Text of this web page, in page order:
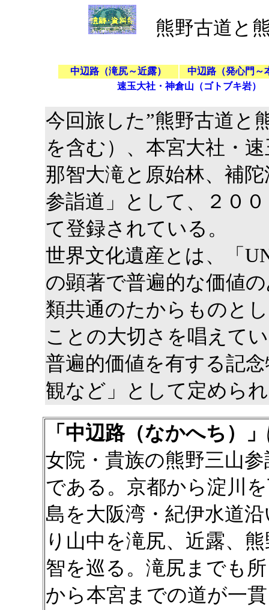
熊野古道と
中辺路（滝尻～近露）
中辺路（発心門～
速玉大社・神倉山（ゴトブキ岩）
今回旅した”熊野古道と
を含む）、本宮大社・
那智大滝と原始林、補
参詣道」として、２０
て登録されている。
世界文化遺産とは、「
の顕著で普遍的な価値
類共通のたからものと
ことの大切さを唱えて
普遍的価値を有する記
観など」として定めら
「中辺路（なかへち）」
女院・貴族の熊野三山
である。京都から淀川
島を大阪湾・紀伊水道
り山中を滝尻、近露、
智を巡る。滝尻までも
から本宮までの道が一